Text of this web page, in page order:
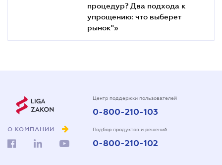
процедур? Два подхода к
упрощению: что выберет
рынок"»
О КОМПАНИИ
Центр поддержки пользователей
0-800-210-103
Подбор продуктов и решений
0-800-210-102